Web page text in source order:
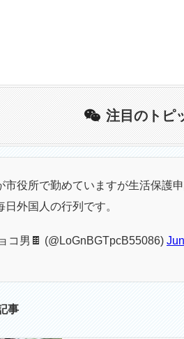
注目のトピ
市役所で勤めていますが生活保護
日外国人の行列です。
コ男🍫 (@LoGnBGTpcB55086)
事